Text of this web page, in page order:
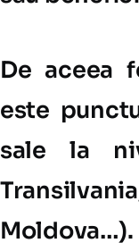
De aceea
este
sale la